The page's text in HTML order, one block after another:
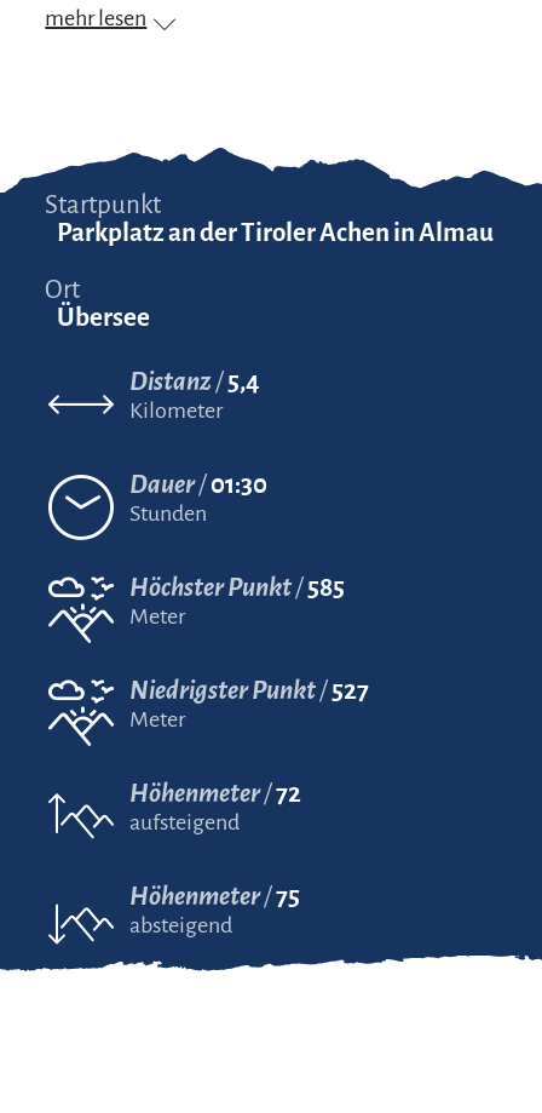
mehr lesen
Startpunkt
Parkplatz an der Tiroler Achen in Almau
Ort
Übersee
Distanz 5,4
Kilometer
Dauer 01:30
Stunden
Höchster Punkt 585
Meter
Niedrigster Punkt 527
Meter
Höhenmeter 72
aufsteigend
Höhenmeter 75
absteigend